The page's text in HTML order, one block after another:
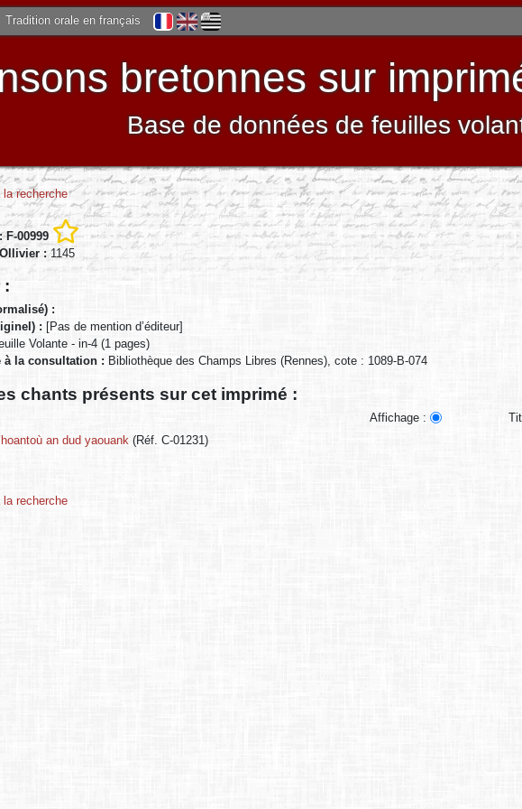
Tradition orale en français
bretonnes sur
Base de données de feuilles
recherche
F-00999
Ollivier :1145
:
:
: [Pas de mention d’éditeur]
Volante - in-4 (1 pages)
à la consultation : Bibliothèque des Champs Libres (Rennes), cote : 1089-B-074
chants présents sur cet imprimé :
Affichage :
an dud yaouank (Réf. C-01231)
la recherche